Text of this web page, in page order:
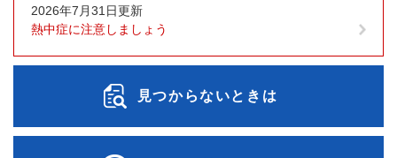
2026年7月31日更新
熱中症に注意しましょう
見つからないときは